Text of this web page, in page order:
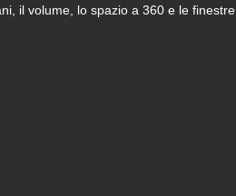
il volume, lo spazio a 360 e le finestre